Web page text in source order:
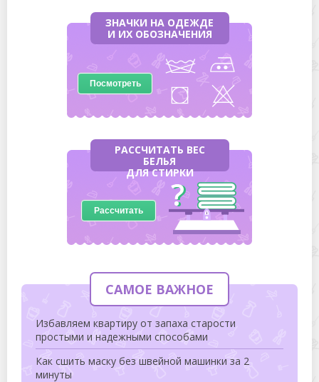
ЗНАЧКИ НА ОДЕЖДЕ
И ИХ ОБОЗНАЧЕНИЯ
Посмотреть
РАССЧИТАТЬ ВЕС
БЕЛЬЯ
ДЛЯ СТИРКИ
Рассчитать
САМОЕ ВАЖНОЕ
Избавляем квартиру от запаха старости
простыми и надежными способами
Как сшить маску без швейной машинки за 2
минуты